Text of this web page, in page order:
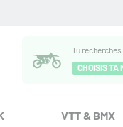
Tu recherches
CHOISIS TA
VTT & BMX